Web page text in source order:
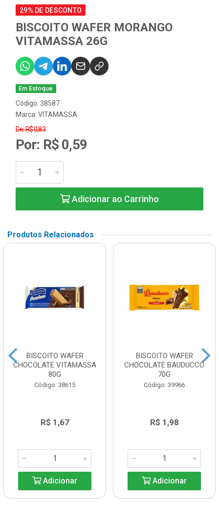
29% DE DESCONTO
BISCOITO WAFER MORANGO
VITAMASSA 26G
Em Estoque
Código: 38587
Marca: VITAMASSA
De: R$ 0,83
Por: R$ 0,59
Adicionar ao Carrinho
Produtos Relacionados
BISCOITO WAFER
CHOCOLATE VITAMASSA
80G
Código: 38615
R$ 1,67
Adicionar
BISCOITO WAFER
CHOCOLATE BAUDUCCO
70G
Código: 39966
R$ 1,98
Adicionar